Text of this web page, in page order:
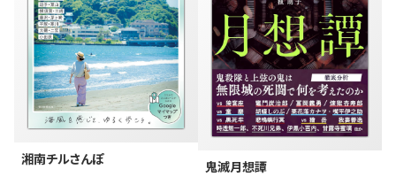
湘南チルさんぽ 鬼滅月想譚